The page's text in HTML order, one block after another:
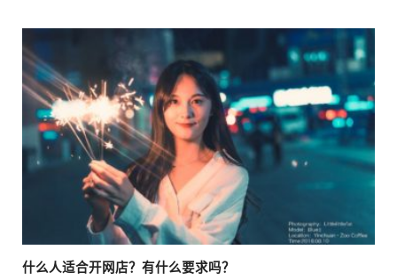
什么人适合开网店？有什么要求吗？